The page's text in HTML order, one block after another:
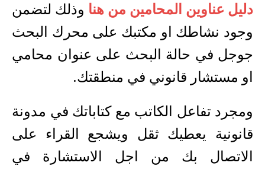
دليل عناوين المحامين من هنا وذلك لتضمن
وجود نشاطك او مكتبك على محرك البحث
جوجل في حالة البحث على عنوان محامي
او مستشار قانوني في منطقتك.
ومجرد تفاعل الكاتب مع كتاباتك في مدونة
قانونية يعطيك ثقل ويشجع القراء على
الاتصال بك من اجل الاستشارة في